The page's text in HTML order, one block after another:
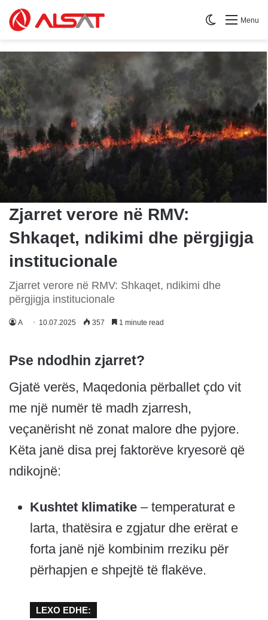
Menu
Switch skin
Zjarret verore në RMV:
Shkaqet, ndikimi dhe përgjigja
institucionale
Zjarret verore në RMV: Shkaqet, ndikimi dhe
përgjigja institucionale
A 10.07.2025 357 1 minute read
Pse ndodhin zjarret?
Gjatë verës, Maqedonia përballet çdo vit
me një numër të madh zjarresh,
veçanërisht në zonat malore dhe pyjore.
Këta janë disa prej faktorëve kryesorë që
ndikojnë:
Kushtet klimatike – temperaturat e
larta, thatësira e zgjatur dhe erërat e
forta janë një kombinim rreziku për
përhapjen e shpejtë të flakëve.
LEXO EDHE: